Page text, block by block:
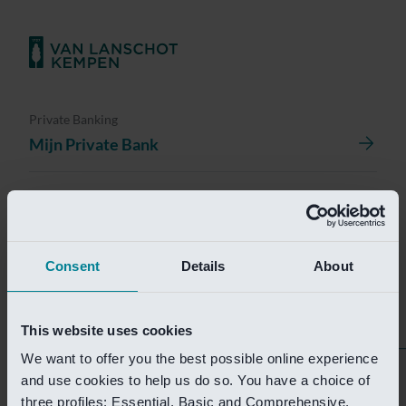
Consent Details About
This website uses cookies
We want to offer you the best possible online experience
and use cookies to help us do so. You have a choice of
three profiles: Essential, Basic and Comprehensive.
Private Banking
Mijn Private Bank
Investment Banking
Van Lanschot Kempen Research
Helaas is deze pagina